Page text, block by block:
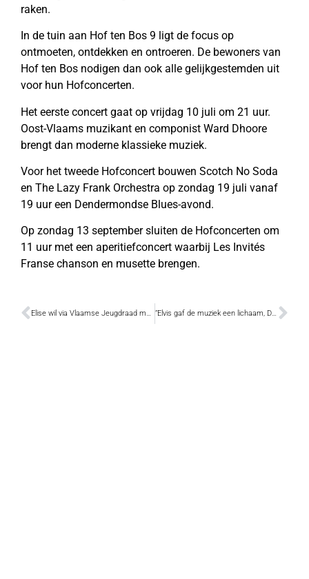
raken.
In de tuin aan Hof ten Bos 9 ligt de focus op
ontmoeten, ontdekken en ontroeren. De bewoners van
Hof ten Bos nodigen dan ook alle gelijkgestemden uit
voor hun Hofconcerten.
Het eerste concert gaat op vrijdag 10 juli om 21 uur.
Oost-Vlaams muzikant en componist Ward Dhoore
brengt dan moderne klassieke muziek.
Voor het tweede Hofconcert bouwen Scotch No Soda
en The Lazy Frank Orchestra op zondag 19 juli vanaf
19 uur een Dendermondse Blues-avond.
Op zondag 13 september sluiten de Hofconcerten om
11 uur met een aperitiefconcert waarbij Les Invités
Franse chanson en musette brengen.
Elise wil via Vlaamse Jeugdraad mentale druk bij jongeren bespreekbaar maken “Elvis gaf de muziek een lichaam, Dylan schonk haar de ziel …”